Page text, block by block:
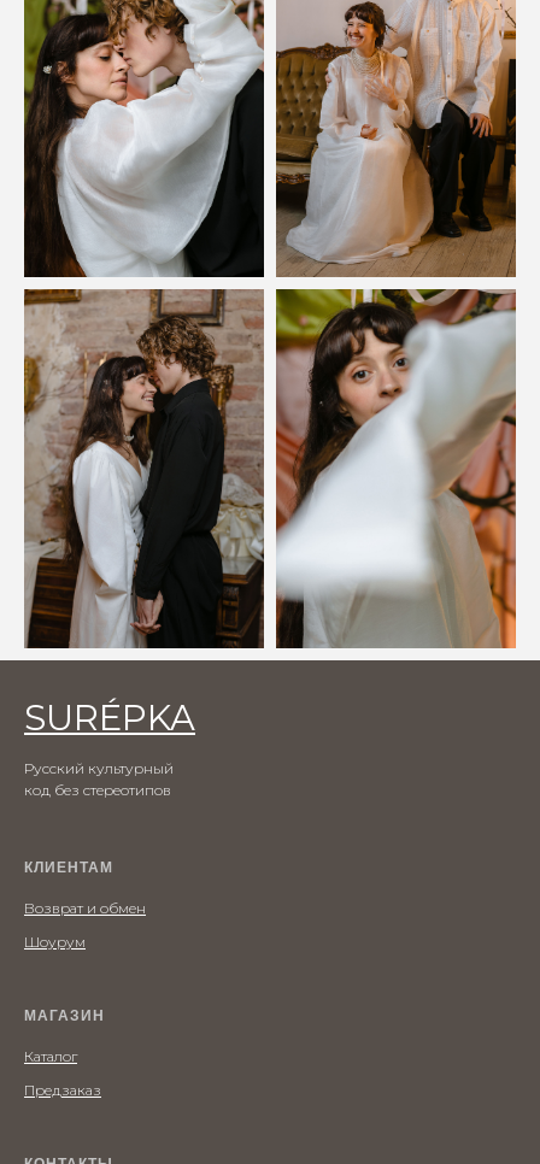
МАГАЗИН
Предзаказ
Каталог
КЛИЕНТАМ
Шоурум
Возврат и обмен
SURÉPKA
Русский культурный
код без стереотипов